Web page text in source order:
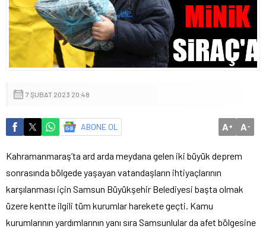
7 ŞUBAT 2023 20:48
ABONE OL A+ A-
Kahramanmaraş’ta ard arda meydana gelen iki büyük deprem
sonrasında bölgede yaşayan vatandaşların ihtiyaçlarının
karşılanması için Samsun Büyükşehir Belediyesi başta olmak
üzere kentte ilgili tüm kurumlar harekete geçti. Kamu
kurumlarının yardımlarının yanı sıra Samsunlular da afet bölgesine